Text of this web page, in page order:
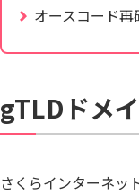
オースコード
gTLDドメ
さくらインターネッ